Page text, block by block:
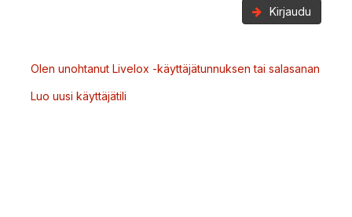
Kirjaudu
Olen unohtanut Livelox -käyttäjätunnuksen tai salasanan
Luo uusi käyttäjätili